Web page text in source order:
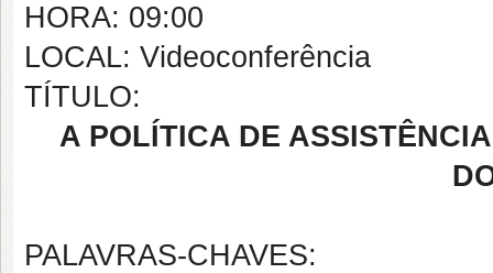
HORA: 09:00
LOCAL: Videoconferência
TÍTULO:
A POLÍTICA DE
PALAVRAS-CHAVES: